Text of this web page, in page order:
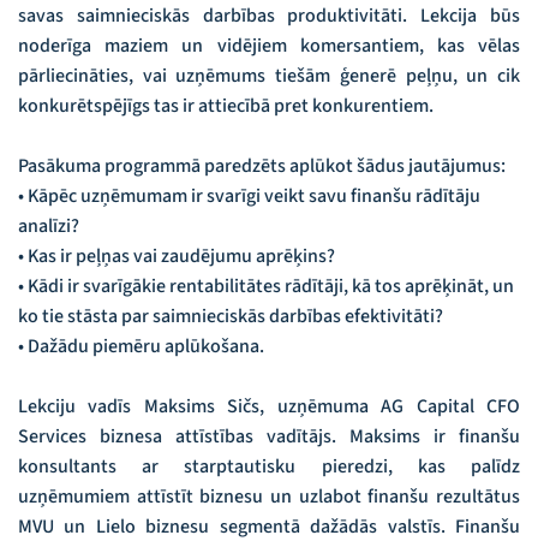
savas saimnieciskās darbības produktivitāti. Lekcija būs
noderīga maziem un vidējiem komersantiem, kas vēlas
pārliecināties, vai uzņēmums tiešām ģenerē peļņu, un cik
konkurētspējīgs tas ir attiecībā pret konkurentiem.
Pasākuma programmā paredzēts aplūkot šādus jautājumus:
• Kāpēc uzņēmumam ir svarīgi veikt savu finanšu rādītāju
analīzi?
• Kas ir peļņas vai zaudējumu aprēķins?
• Kādi ir svarīgākie rentabilitātes rādītāji, kā tos aprēķināt, un
ko tie stāsta par saimnieciskās darbības efektivitāti?
• Dažādu piemēru aplūkošana.
Lekciju vadīs Maksims Sičs, uzņēmuma AG Capital CFO
Services biznesa attīstības vadītājs. Maksims ir finanšu
konsultants ar starptautisku pieredzi, kas palīdz
uzņēmumiem attīstīt biznesu un uzlabot finanšu rezultātus
MVU un Lielo biznesu segmentā dažādās valstīs. Finanšu